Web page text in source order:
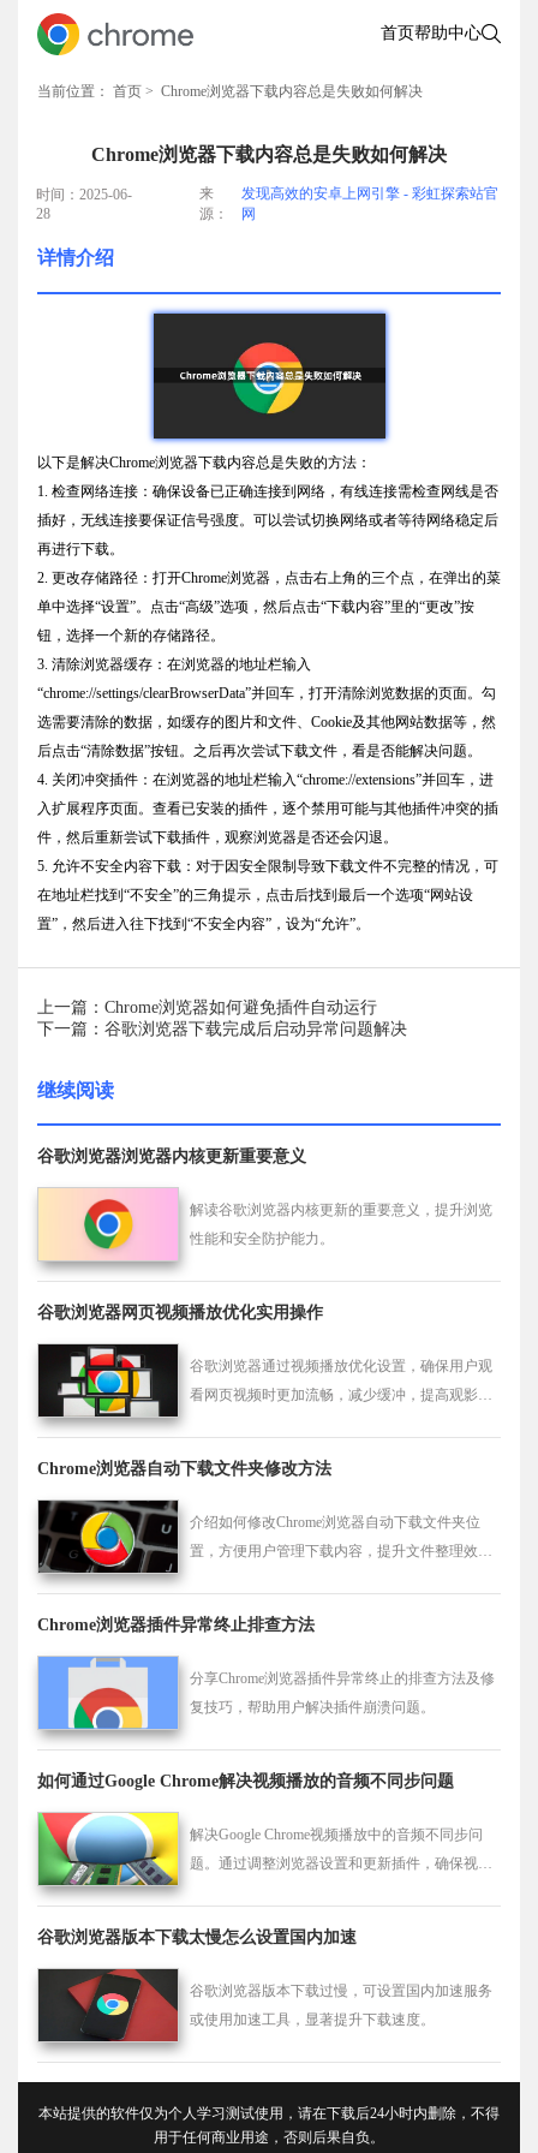
首页帮助中心
当前位置： 首页 > Chrome浏览器下载内容总是失败如何解决
Chrome浏览器下载内容总是失败如何解决
时间：2025-06-
28
来
源：
发现高效的安卓上网引擎 - 彩虹探索站官
网
详情介绍
以下是解决Chrome浏览器下载内容总是失败的方法：
1. 检查网络连接：确保设备已正确连接到网络，有线连接需检查网线是否
插好，无线连接要保证信号强度。可以尝试切换网络或者等待网络稳定后
再进行下载。
2. 更改存储路径：打开Chrome浏览器，点击右上角的三个点，在弹出的菜
单中选择“设置”。点击“高级”选项，然后点击“下载内容”里的“更改”按
钮，选择一个新的存储路径。
3. 清除浏览器缓存：在浏览器的地址栏输入
“chrome://settings/clearBrowserData”并回车，打开清除浏览数据的页面。勾
选需要清除的数据，如缓存的图片和文件、Cookie及其他网站数据等，然
后点击“清除数据”按钮。之后再次尝试下载文件，看是否能解决问题。
4. 关闭冲突插件：在浏览器的地址栏输入“chrome://extensions”并回车，进
入扩展程序页面。查看已安装的插件，逐个禁用可能与其他插件冲突的插
件，然后重新尝试下载插件，观察浏览器是否还会闪退。
5. 允许不安全内容下载：对于因安全限制导致下载文件不完整的情况，可
在地址栏找到“不安全”的三角提示，点击后找到最后一个选项“网站设
置”，然后进入往下找到“不安全内容”，设为“允许”。
上一篇：Chrome浏览器如何避免插件自动运行
下一篇：谷歌浏览器下载完成后启动异常问题解决
继续阅读
谷歌浏览器浏览器内核更新重要意义
解读谷歌浏览器内核更新的重要意义，提升浏览
性能和安全防护能力。
谷歌浏览器网页视频播放优化实用操作
谷歌浏览器通过视频播放优化设置，确保用户观
看网页视频时更加流畅，减少缓冲，提高观影体
Chrome浏览器自动下载文件夹修改方法
介绍如何修改Chrome浏览器自动下载文件夹位
置，方便用户管理下载内容，提升文件整理效
Chrome浏览器插件异常终止排查方法
分享Chrome浏览器插件异常终止的排查方法及修
复技巧，帮助用户解决插件崩溃问题。
如何通过Google Chrome解决视频播放的音频不同步问题
解决Google Chrome视频播放中的音频不同步问
题。通过调整浏览器设置和更新插件，确保视频
谷歌浏览器版本下载太慢怎么设置国内加速
谷歌浏览器版本下载过慢，可设置国内加速服务
或使用加速工具，显著提升下载速度。
本站提供的软件仅为个人学习测试使用，请在下载后24小时内删除，不得
用于任何商业用途，否则后果自负。